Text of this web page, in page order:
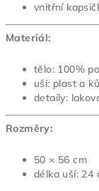
vnitřní
Materiál:
tělo: 100%
uši: plast a
detaily:
Rozměry:
50 × 56 cm
délka uší: 24